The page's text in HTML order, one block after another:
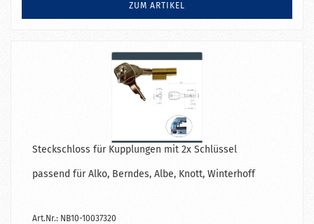
ZUM ARTIKEL
Steckschloss für Kupplungen mit 2x Schlüssel
passend für Alko, Berndes, Albe, Knott, Winterhoff
Art.Nr.: NB10-10037320